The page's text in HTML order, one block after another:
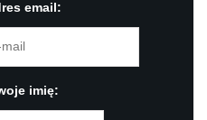
email:
imię: